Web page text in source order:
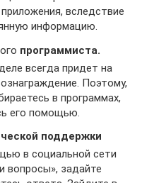
вследствие
информацию.
программиста.
всегда придет на
Поэтому,
в программах,
его помощью.
поддержки
в социальной сети
вопросы», задайте